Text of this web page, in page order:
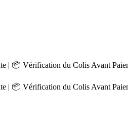
| 📦 Vérification du Colis Avant
| 📦 Vérification du Colis Avant